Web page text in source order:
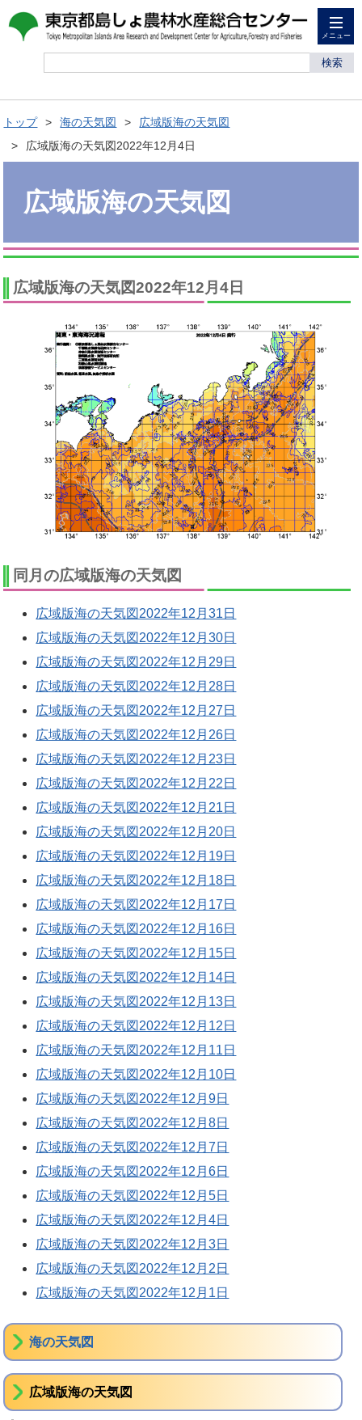
メニュー
検索
トップ 海の天気図
広域版海の天気図
広域版海の天気図2022年12月4日
広域版海の天気図
広域版海の天気図2022年12月4日
同月の広域版海の天気図
広域版海の天気図2022年12月31日
広域版海の天気図2022年12月30日
広域版海の天気図2022年12月29日
広域版海の天気図2022年12月28日
広域版海の天気図2022年12月27日
広域版海の天気図2022年12月26日
広域版海の天気図2022年12月23日
広域版海の天気図2022年12月22日
広域版海の天気図2022年12月21日
広域版海の天気図2022年12月20日
広域版海の天気図2022年12月19日
広域版海の天気図2022年12月18日
広域版海の天気図2022年12月17日
広域版海の天気図2022年12月16日
広域版海の天気図2022年12月15日
広域版海の天気図2022年12月14日
広域版海の天気図2022年12月13日
広域版海の天気図2022年12月12日
広域版海の天気図2022年12月11日
広域版海の天気図2022年12月10日
広域版海の天気図2022年12月9日
広域版海の天気図2022年12月8日
広域版海の天気図2022年12月7日
広域版海の天気図2022年12月6日
広域版海の天気図2022年12月5日
広域版海の天気図2022年12月4日
広域版海の天気図2022年12月3日
広域版海の天気図2022年12月2日
広域版海の天気図2022年12月1日
海の天気図
広域版海の天気図